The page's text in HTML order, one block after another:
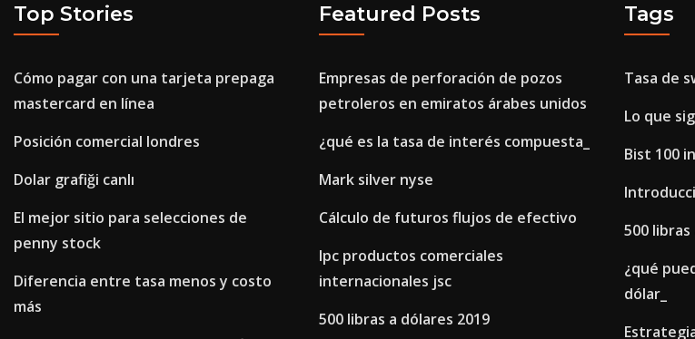
Top Stories
Cómo pagar con una tarjeta prepaga
mastercard en línea
Posición comercial londres
Dolar grafiği canlı
El mejor sitio para selecciones de
penny stock
Diferencia entre tasa menos y costo
más
Featured Posts
Empresas de perforación de pozos
petroleros en emiratos árabes unidos
¿qué es la tasa de interés compuesta_
Mark silver nyse
Cálculo de futuros flujos de efectivo
Ipc productos comerciales
internacionales jsc
500 libras a dólares 2019
Tags
Tasa de
Lo que
Bist 100
500 libras
¿qué
dólar_